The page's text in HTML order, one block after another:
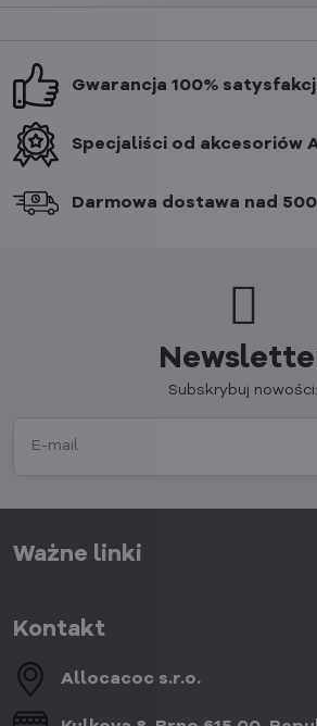
Gwarancja 100%
Specjaliści od akcesoriów
Darmowa dostawa nad 500
Subskrybuj nowości:
Ważne linki
Kontakt
Allocacoc s​.r​.o​.